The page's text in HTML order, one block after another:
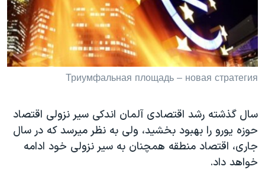
فرهنگ و زندگی
حقوق شهروندی
اقتصادی
علم و فناوری
گالری عکس
آرشیو پخش زنده
مستندها
انتخابات ریاست جمهوری آمریکا ۲۰۲۴
حمله جمهوری اسلامی به اسرائیل
رمز مهسا
اعتراضات زن، زندگی، آزادی
مجموعه مستندهای دادخواهی
تریبونال مردمی آبان ۹۸
Триумфальная площадь – новая стратегия
سال گذشته رشد اقتصادی آلمان اندکی سير نزولی اقتصاد
حوزه يورو را بهبود بخشيد، ولی به نظر ميرسد که در سال
جاری، اقتصاد منطقه همچنان به سير نزولی خود ادامه
خواهد داد.